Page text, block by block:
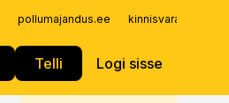
pollumajandus.ee
Telli Logi sisse
Iseteenindus
Telli Kaubandus